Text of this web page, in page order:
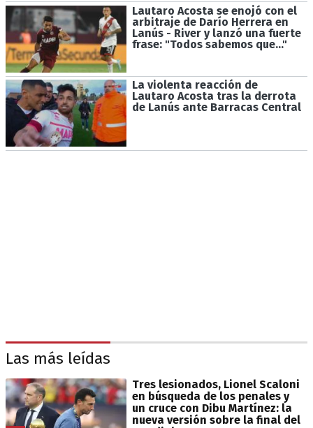
Lautaro Acosta se enojó con el
arbitraje de Darío Herrera en
Lanús - River y lanzó una fuerte
frase: "Todos sabemos que..."
La violenta reacción de
Lautaro Acosta tras la derrota
de Lanús ante Barracas Central
Las más leídas
Tres lesionados, Lionel Scaloni
en búsqueda de los penales y
un cruce con Dibu Martínez: la
nueva versión sobre la final del